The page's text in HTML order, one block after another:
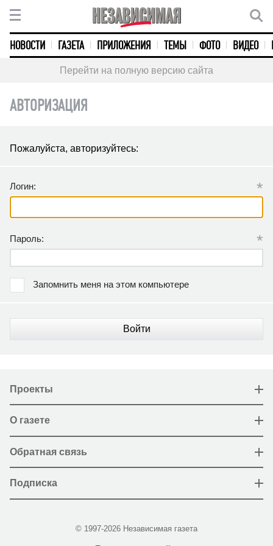
НОВОСТИ ГАЗЕТА ПРИЛОЖЕНИЯ ТЕМЫ ФОТО ВИДЕО
Перейти на полную версию сайта
АВТОРИЗАЦИЯ
Пожалуйста, авторизуйтесь:
Логин: *
Пароль: *
Запомнить меня на этом компьютере
Войти
Проекты
О газете
Обратная связь
Подписка
© 1997-2026 Независимая газета